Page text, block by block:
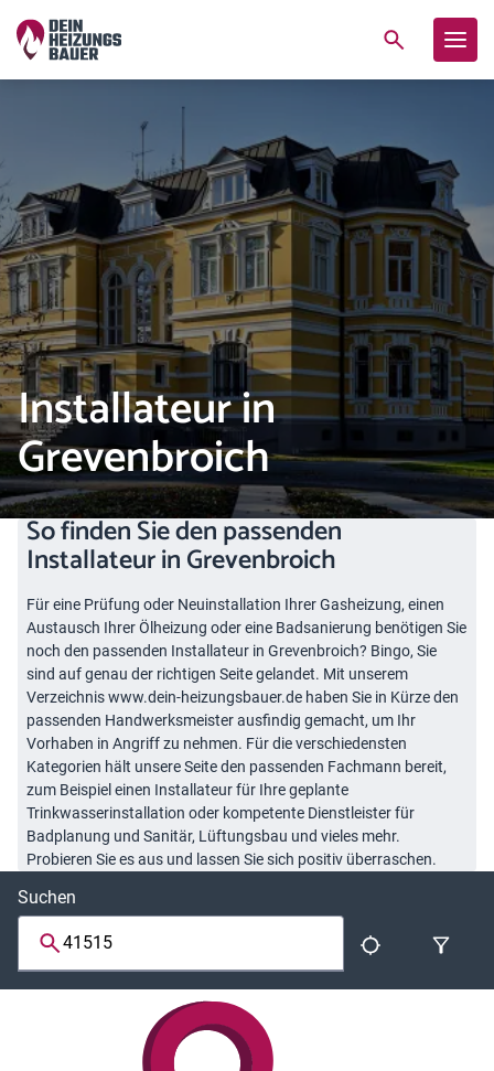
Installateur in
Grevenbroich
So finden Sie den passenden
Installateur in Grevenbroich
Für eine Prüfung oder Neuinstallation Ihrer Gasheizung, einen
Austausch Ihrer Ölheizung oder eine Badsanierung benötigen Sie
noch den passenden Installateur in Grevenbroich? Bingo, Sie
sind auf genau der richtigen Seite gelandet. Mit unserem
Verzeichnis www.dein-heizungsbauer.de haben Sie in Kürze den
passenden Handwerksmeister ausfindig gemacht, um Ihr
Vorhaben in Angriff zu nehmen. Für die verschiedensten
Kategorien hält unsere Seite den passenden Fachmann bereit,
zum Beispiel einen Installateur für Ihre geplante
Trinkwasserinstallation oder kompetente Dienstleister für
Badplanung und Sanitär, Lüftungsbau und vieles mehr.
Probieren Sie es aus und lassen Sie sich positiv überraschen.
Suchen